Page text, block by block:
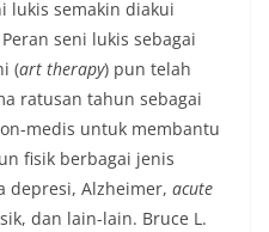
lukis semakin diakui
seni lukis sebagai
(art therapy) pun telah
ratusan tahun sebagai
medis untuk membantu
fisik berbagai jenis
depresi, Alzheimer, acute
dan lain-lain. Bruce L.